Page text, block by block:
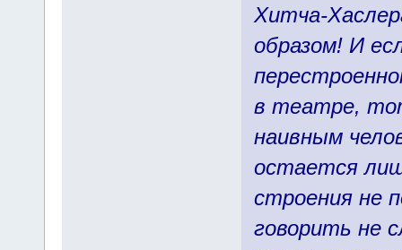
Хитча-
образом! И
в театре,
наивным
остается
строения не
говорить не